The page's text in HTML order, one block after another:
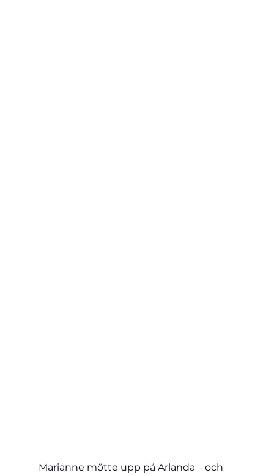
Marianne mötte upp på Arlanda – och